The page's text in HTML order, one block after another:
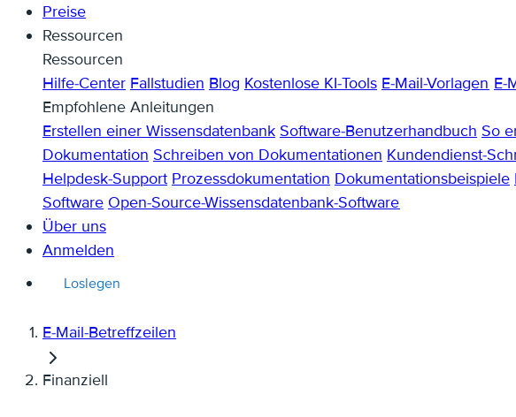
Preise
Ressourcen
Ressourcen
Hilfe-Center Fallstudien Blog Kostenlose KI-Tools E-Mail-Vorlagen E-
Empfohlene Anleitungen
Erstellen einer Wissensdatenbank Software-Benutzerhandbuch So
Dokumentation Schreiben von Dokumentationen Kundendienst-
Helpdesk-Support Prozessdokumentation Dokumentationsbeispiele
Software Open-Source-Wissensdatenbank-Software
Über uns
Anmelden
Loslegen
E-Mail-Betreffzeilen
Finanziell